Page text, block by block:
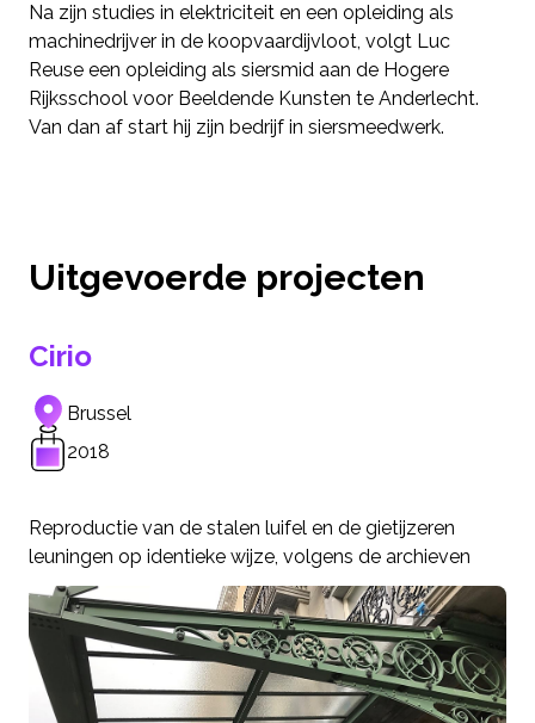
Na zijn studies in elektriciteit en een opleiding als
machinedrijver in de koopvaardijvloot, volgt Luc
Reuse een opleiding als siersmid aan de Hogere
Rijksschool voor Beeldende Kunsten te Anderlecht.
Van dan af start hij zijn bedrijf in siersmeedwerk.
Uitgevoerde projecten
Cirio
Brussel
2018
Reproductie van de stalen luifel en de gietijzeren
leuningen op identieke wijze, volgens de archieven